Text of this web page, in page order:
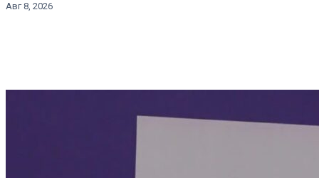
Авг 8, 2026